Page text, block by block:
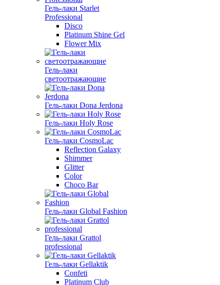
Гель-лаки Starlet
Professional
Disco
Platinum Shine Gel
Flower Mix
Гель-лаки
светоотражающие
Гель-лаки Dona Jerdona
Гель-лаки Holy Rose
Гель-лаки CosmoLac
Reflection Galaxy
Shimmer
Glitter
Color
Choco Bar
Гель-лаки Global Fashion
Гель-лаки Grattol
professional
Гель-лаки Gellaktik
Confeti
Platinum Club